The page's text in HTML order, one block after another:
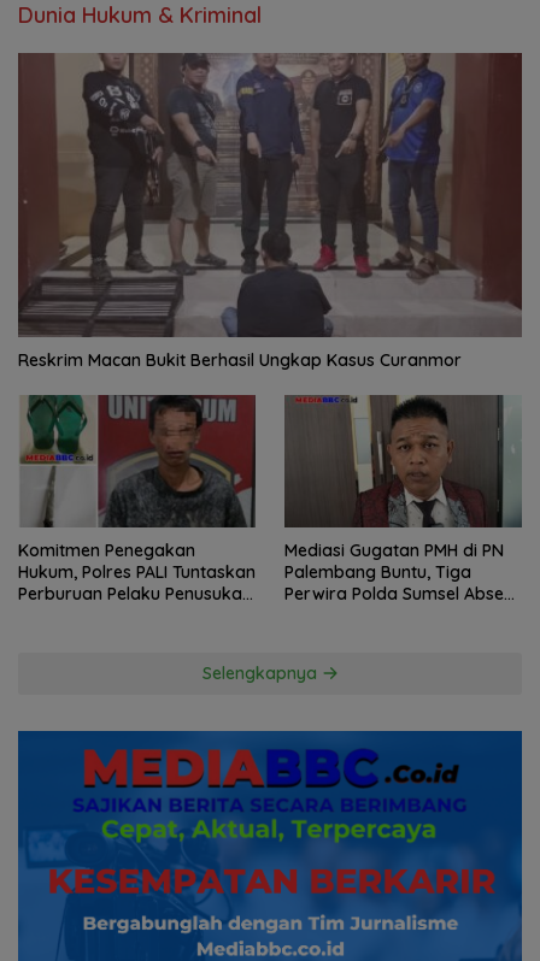
Dunia Hukum & Kriminal
Reskrim Macan Bukit Berhasil Ungkap Kasus Curanmor
Komitmen Penegakan
Hukum, Polres PALI Tuntaskan
Perburuan Pelaku Penusukan
Mediasi Gugatan PMH di PN
Palembang Buntu, Tiga
Perwira Polda Sumsel Absen,
Selengkapnya